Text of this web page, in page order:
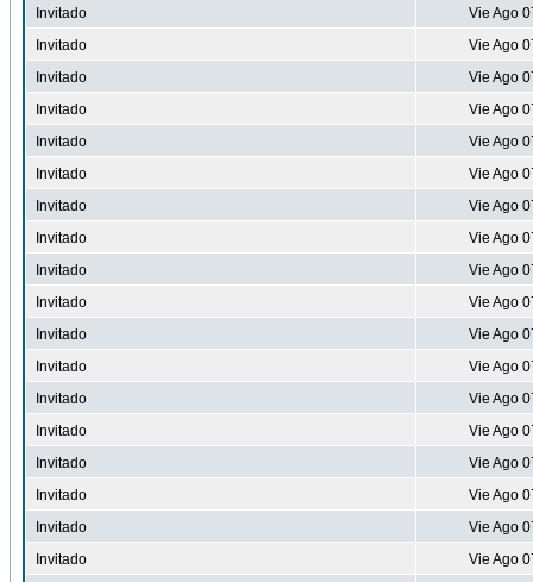
Invitado
Vie Ago
Invitado
Vie Ago
Invitado
Vie Ago
Invitado
Vie Ago
Invitado
Vie Ago
Invitado
Vie Ago
Invitado
Vie Ago
Invitado
Vie Ago
Invitado
Vie Ago
Invitado
Vie Ago
Invitado
Vie Ago
Invitado
Vie Ago
Invitado
Vie Ago
Invitado
Vie Ago
Invitado
Vie Ago
Invitado
Vie Ago
Invitado
Vie Ago
Invitado
Vie Ago